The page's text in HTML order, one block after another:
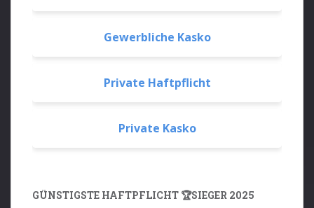
Gewerbliche Kasko
Private Haftpflicht
Private Kasko
GÜNSTIGSTE HAFTPFLICHT 🏆SIEGER 2025